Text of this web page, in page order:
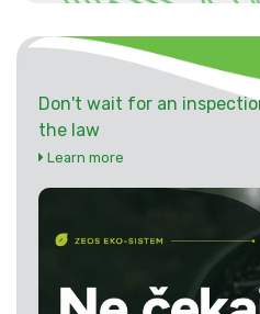
Don't wait for an
the law
Learn more